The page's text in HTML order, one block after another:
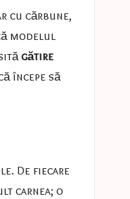
cu cărbune,
modelul
gătire
începe să
De fiecare
carnea; o